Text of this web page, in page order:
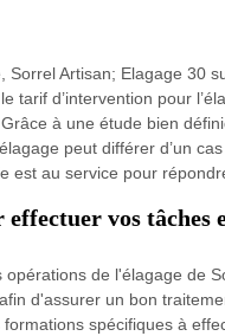
Sorrel Artisan; Elagage 30
d’intervention pour
à une étude bien
peut différer d’un
est au service pour
vos tâches
de l'élagage de
d'assurer un bon
spécifiques à